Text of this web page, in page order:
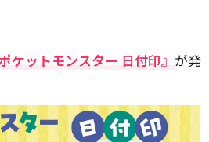
ポケットモンスター 日付印』 が発